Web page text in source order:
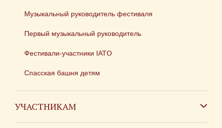
Музыкальный руководитель фестиваля
Первый музыкальный руководитель
Фестивали-участники IATO
Спасская башня детям
УЧАСТНИКАМ